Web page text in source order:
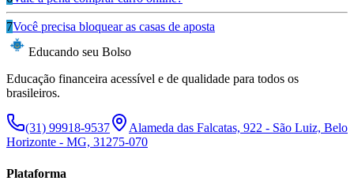
7Você precisa bloquear as casas de aposta
Educando seu Bolso
Educação financeira acessível e de qualidade para todos os
brasileiros.
(31) 99918-9537
Alameda das Falcatas, 922 - São Luiz, Belo
Horizonte - MG, 31275-070
Plataforma